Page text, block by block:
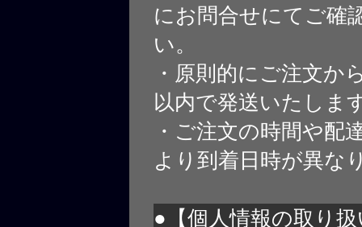
にお問合せにてご確
い。
・原則的にご注文か
以内で発送いたしま
・ご注文の時間や配
より到着日時が異な
●【個人情報の取り